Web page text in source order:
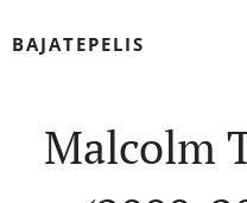
BAJATEPELIS
Malcolm